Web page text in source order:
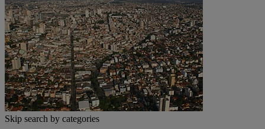
Skip search by categories